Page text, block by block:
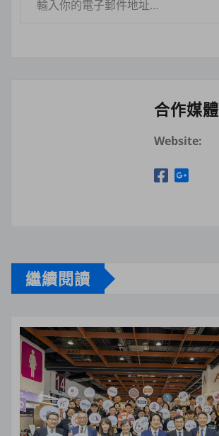
合作媒體
Website:
繼續閱讀